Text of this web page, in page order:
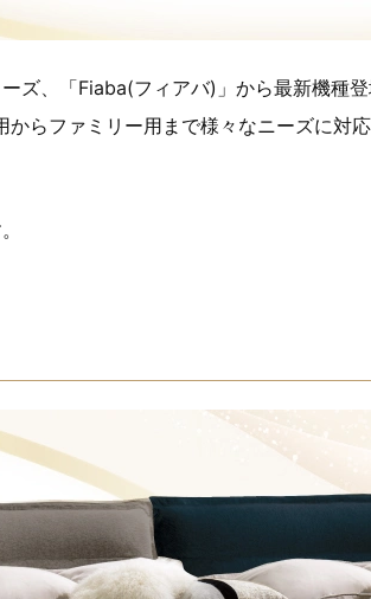
ズ、「Fiaba(フィアバ)」から最新機種登
らファミリー用まで様々なニーズに対